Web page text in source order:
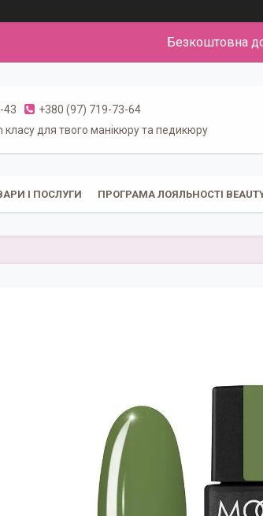
Безкоштовна
43
+380 (97) 719-73-64
класу для твого манікюру та педикюру
І ПОСЛУГИ ПРОГРАМА ЛОЯЛЬНОСТІ